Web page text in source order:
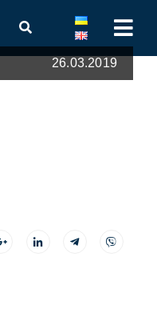
26.03.2019